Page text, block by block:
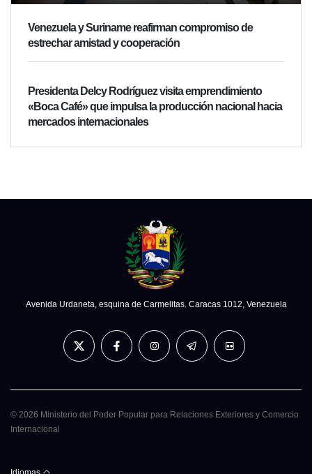
Venezuela y Suriname reafirman compromiso de
estrechar amistad y cooperación
Presidenta Delcy Rodríguez visita emprendimiento
«Boca Café» que impulsa la producción nacional hacia
mercados internacionales
Avenida Urdaneta, esquina de Carmelitas. Caracas 1012, Venezuela
© 2026 Ministerio del Poder Popular para Relaciones Exteriores y Comercio
Internacional